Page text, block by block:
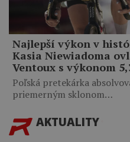
Najlepší výkon v
Kasia Niewiadoma
Ventoux s výkonom
Poľská pretekárka
priemerným sklonom…
AKTUALITY